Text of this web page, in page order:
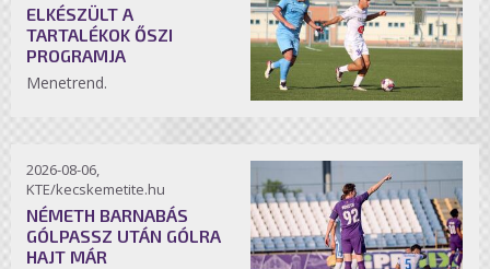
ELKÉSZÜLT A
TARTALÉKOK ŐSZI
PROGRAMJA
Menetrend.
2026-08-06,
KTE/kecskemetite.hu
NÉMETH BARNABÁS
GÓLPASSZ UTÁN GÓLRA
HAJT MÁR